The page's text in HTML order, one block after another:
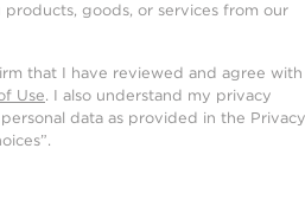
goods, or services from our
that I have reviewed and agree with
Use. I also understand my privacy
data as provided in the Privacy